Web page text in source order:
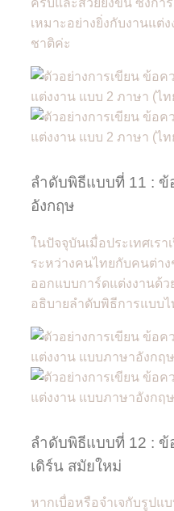
ครบและสวยยิ่งขึ้น ซึ่งกา
เหมาะอย่างยิ่งกับงานแ
ชาติค่ะ
ลำดับพิธีแบบที่ 11 :
อังกฤษ
ในปัจจุบันเมื่อประเทศเร
ระหว่างคนไทยกับคนต่า
ออกแบบการ์ดแต่งงานด้
อธิบายลำดับพิธีการแบบไ
ลำดับพิธีแบบที่ 12 :
เดิร์น สมัยใหม่
หากเบื่อหรือจำเจกับรูปแ